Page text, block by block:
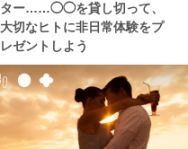
ター……◯◯を貸し切って、
大切なヒトに非日常体験をプ
レゼントしよう